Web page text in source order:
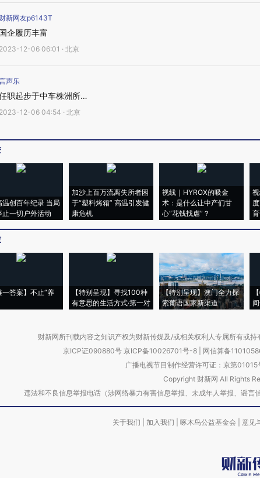
财新网友p6143T
国企履历丰富
2023-12-06 06:01 · 北京
声乐
职起步于中车株洲所…
2023-12-06 04:54 · 北京
温创百年纪录 当局
止一切户外活动
加沙上百万流离失所者困
于“塑料烤箱” 高温引发健
康危机
视线｜HYROX的吸金
术：是什么让中产们甘
心“花钱找虐”？
一答案】不止“养
【特别呈现】寻找100种
有意思的生活方式·第一对
【特别呈现】澳门全力探
索葡语国家新渠道
财新网所刊载内容之知识产权为财新传媒及/或相关权利人专属所有或
京ICP证090880号 京ICP备10026701号-8 网信算备
广播电视节目制作经营许可证：京第01015
Copyright 财新网 All Rights
违法和不良信息举报电话（涉网络暴力有害信息举报、未成年人举报、
关于我们 加入我们 啄木鸟公益基金会 意见